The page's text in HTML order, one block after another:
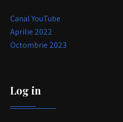
Canal YouTube
Aprilie 2022
Octombrie 2023
Log in